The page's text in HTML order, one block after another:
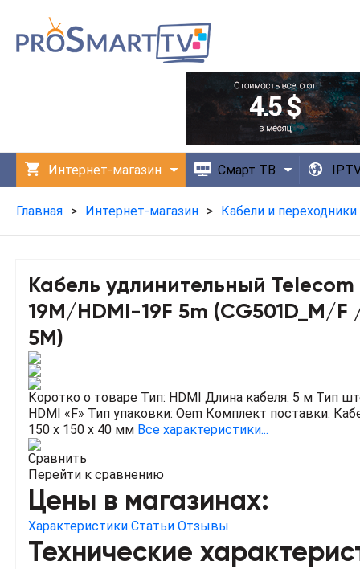
Интернет-магазин Смарт ТВ
Технологии Приложения
Главная > Интернет-магазин > Кабели и переходники
Кабель удлинительный Telecom
19M/HDMI-19F 5m (CG501D_M/F
5M)
Коротко о товаре Тип: HDMI Длина кабеля: 5 м Тип
HDMI «F» Тип упаковки: Oem Комплект поставки:
150 x 150 x 40 мм Все характеристики...
Сравнить
Перейти к сравнению
Цены в магазинах:
Характеристики Статьи Отзывы
Технические